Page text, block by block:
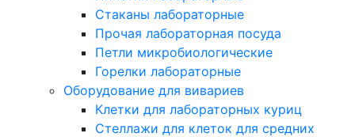
Стаканы лабораторные
Прочая лабораторная посуда
Петли микробиологические
Горелки лабораторные
Оборудование для вивариев
Клетки для лабораторных куриц
Стеллажи для клеток для средних